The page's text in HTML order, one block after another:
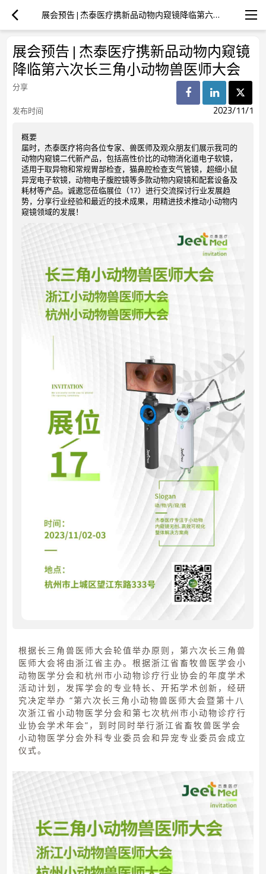
展会预告 | 杰泰医疗携新品动物内窥镜降临第六次长三角小动物兽医师大会
展会预告 | 杰泰医疗携新品动物内窥镜
降临第六次长三角小动物兽医师大会
分享
发布时间
2023/11/1
概要
届时，杰泰医疗将向各位专家、兽医师及观众朋友们展示我司的
动物内窥镜二代新产品，包括高性价比的动物消化道电子软镜，
适用于取异物和常规胃部检查，猫鼻腔检查支气管镜，超细小鼠
异宠电子软镜，动物电子腹腔镜等多款动物内窥镜和配套设备及
耗材等产品。诚邀您莅临展位（17）进行交流探讨行业发展趋
势，分享行业经验和最近的技术成果，用精进技术推动小动物内
窥镜领域的发展！
根据长三角兽医师大会轮值举办原则，第六次长三角兽
医师大会将由浙江省主办。根据浙江省畜牧兽医学会小
动物医学分会和杭州市小动物诊疗行业协会的年度学术
活动计划，发挥学会的专业特长、开拓学术创新，经研
究决定举办 “第六次长三角小动物兽医师大会暨第十八
次浙江省小动物医学分会和第七次杭州市小动物诊疗行
业协会学术年会”，到时同时举行浙江省畜牧兽医学会
小动物医学分会外科专业委员会和异宠专业委员会成立
仪式。